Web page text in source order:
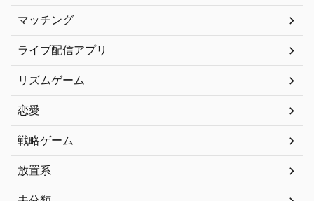
マッチング
ライブ配信アプリ
リズムゲーム
恋愛
戦略ゲーム
放置系